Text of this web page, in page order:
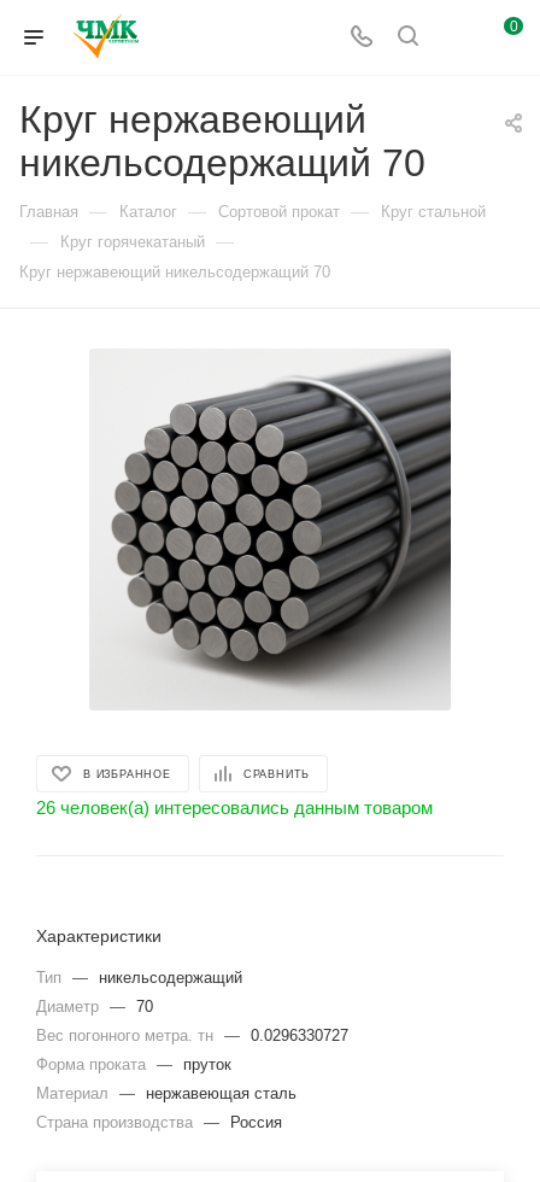
0
Круг нержавеющий
никельсодержащий 70
Главная — Каталог — Сортовой прокат — Круг стальной
— Круг горячекатаный —
Круг нержавеющий никельсодержащий 70
В ИЗБРАННОЕ СРАВНИТЬ
26 человек(а) интересовались данным товаром
Характеристики
Тип —
никельсодержащий
Диаметр — 70
Вес погонного метра. тн — 0.0296330727
Форма проката —
пруток
Материал
—
нержавеющая сталь
Страна производства — Россия